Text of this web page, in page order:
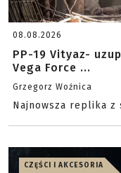
08.08.2026
PP-19 Vityaz-
Vega Force ...
Grzegorz Woźnica
Najnowsza replika z
CZĘŚCI I AKCESORIA